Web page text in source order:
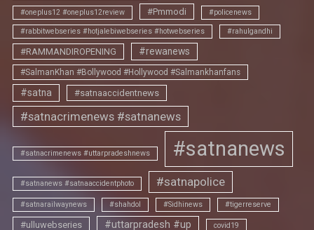
#oneplus12 #oneplus12review #Pmmodi #policenews
#rabbitwebseries #hotjalebiwebseries #hotwebseries #rahulgandhi
#RAMMANDIROPENING #rewanews
#SalmanKhan #Bollywood #Hollywood #Salmankhanfans
#satna #satnaaccidentnews
#satnacrimenews #satnanews
#satnacrimenews #uttarpradeshnews #satnanews
#satnanews #satnaaccidentphoto #satnapolice
#satnarailwaynews #shahdol #Sidhinews #tigerreserve
#ulluwebseries #uttarpradesh #up covid19